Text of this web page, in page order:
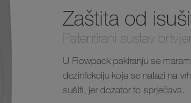
Zaštita od
Patentirani sustav
U Flowpack pakiranju se
dezinfekciju koja se nalazi na
sušiti, jer dozator to sprječava.